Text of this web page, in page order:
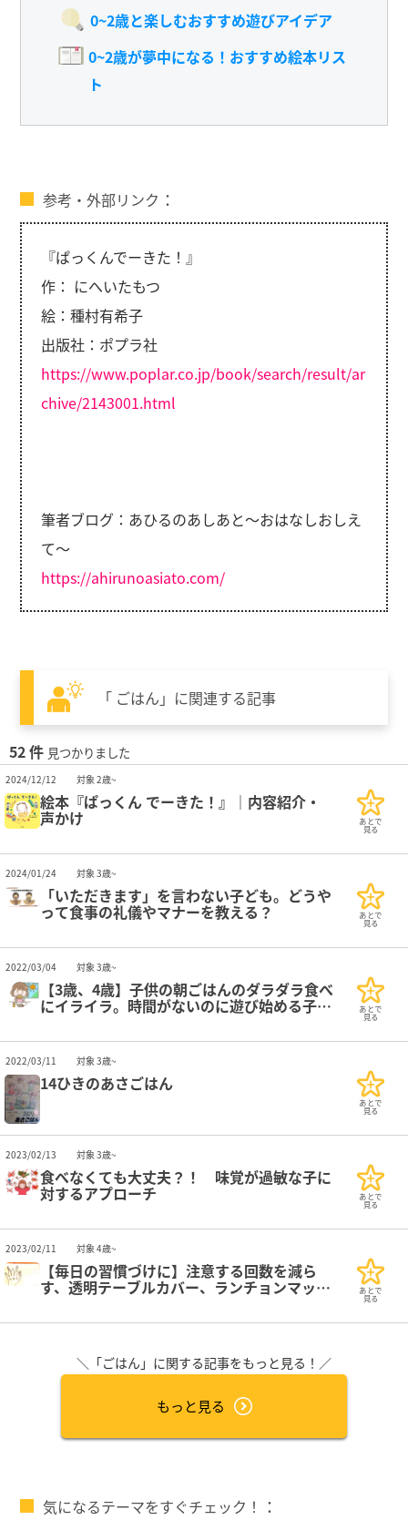
0~2歳と楽しむおすすめ遊びアイデア
0~2歳が夢中になる！おすすめ絵本リス
ト
参考・外部リンク
『ぱっくんでーきた！』
作： にへいたもつ
絵：種村有希子
出版社：ポプラ社
https://www.poplar.co.jp/book/search/result/ar
chive/2143001.html
筆者ブログ：あひるのあしあと～おはなしおしえ
て～
https://ahirunoasiato.com/
「 ごはん」に関連する記事
52 件 見つかりました
2024/12/12 対象 2歳~
絵本『ぱっくん でーきた！』｜内容紹介・
声かけ あとで
見る
2024/01/24 対象 3歳~
「いただきます」を言わない子ども。どうや
って食事の礼儀やマナーを教える？ あとで
見る
2022/03/04 対象 3歳~
【3歳、4歳】子供の朝ごはんのダラダラ食べ
にイライラ。時間がないのに遊び始める子へ あとで
見る
2022/03/11 対象 3歳~
14ひきのあさごはん
あとで
見る
2023/02/13 対象 3歳~
食べなくても大丈夫？！ 味覚が過敏な子に
対するアプローチ あとで
見る
2023/02/11 対象 4歳~
【毎日の習慣づけに】注意する回数を減ら
す、透明テーブルカバー、ランチョンマット あとで
見る
＼「ごはん」に関する記事をもっと見る！／
もっと見る
気になるテーマをすぐチェック！